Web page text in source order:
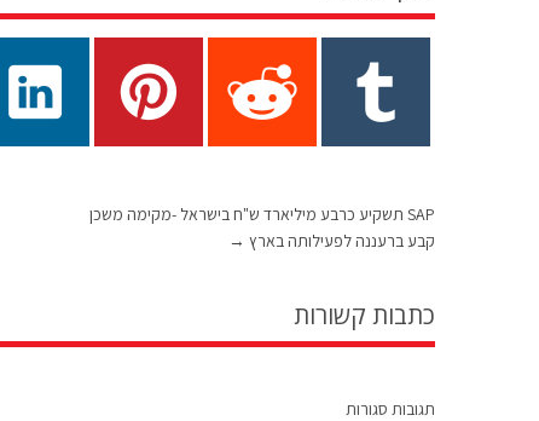
SAP תשקיע כרבע מיליארד ש"ח בישראל -מקימה משכן
קבע ברעננה לפעילותה בארץ →
כתבות קשורות
תגובות סגורות